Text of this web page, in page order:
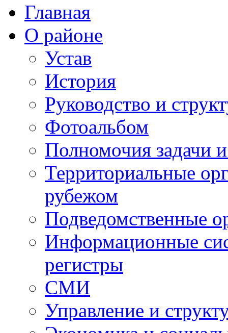
Главная
О районе
Устав
История
Руководство и
Фотоальбом
Полномочия задачи
Территориальные
рубежом
Подведомственные
Информационные
регистры
СМИ
Управление и